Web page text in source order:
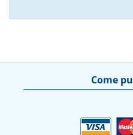
Come